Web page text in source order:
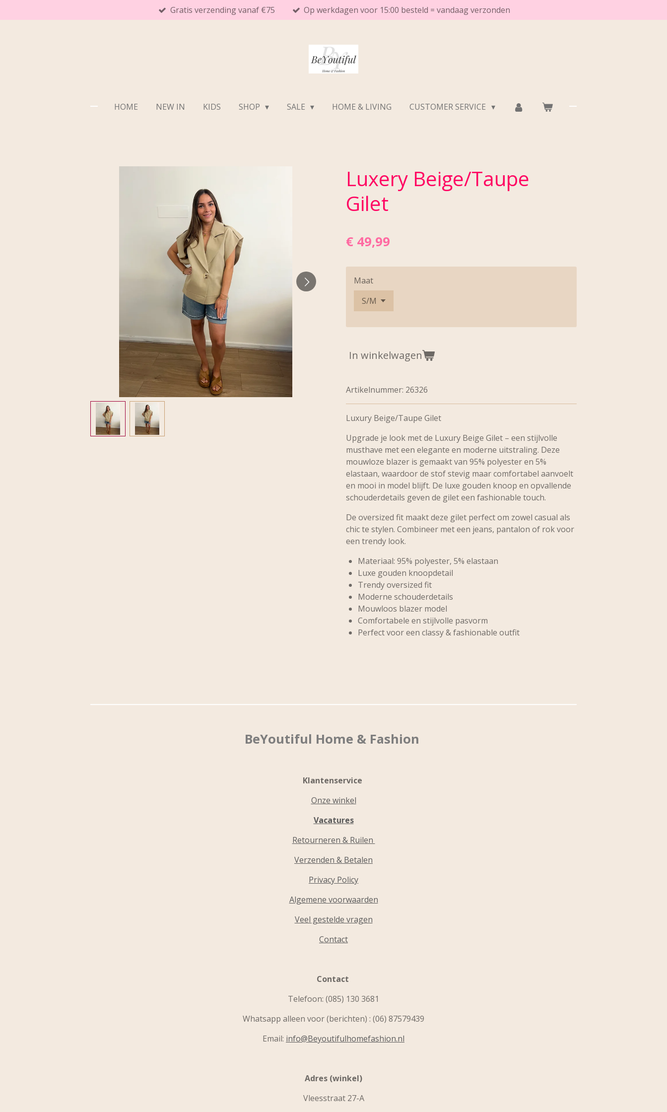
direct
Gratis verzending vanaf €75 Op werkdagen voor 15:00 besteld = vandaag verzonden
HOME NEW IN KIDS SHOP SALE HOME & LIVING CUSTOMER SERVICE
Luxery Beige/Taupe
Gilet
€ 49,99
Maat
In winkelwagen
Artikelnummer: 26326
Luxury Beige/Taupe Gilet
Upgrade je look met de Luxury Beige Gilet – een stijlvolle
musthave met een elegante en moderne uitstraling. Deze
mouwloze blazer is gemaakt van 95% polyester en 5%
elastaan, waardoor de stof stevig maar comfortabel aanvoelt
en mooi in model blijft. De luxe gouden knoop en opvallende
schouderdetails geven de gilet een fashionable touch.
De oversized fit maakt deze gilet perfect om zowel casual als
chic te stylen. Combineer met een jeans, pantalon of rok voor
een trendy look.
Materiaal: 95% polyester, 5% elastaan
Luxe gouden knoopdetail
Trendy oversized fit
Moderne schouderdetails
Mouwloos blazer model
Comfortabele en stijlvolle pasvorm
Perfect voor een classy & fashionable outfit
BeYoutiful Home & Fashion
Klantenservice
Onze winkel
Vacatures
Retourneren & Ruilen
Verzenden & Betalen
Privacy Policy
Algemene voorwaarden
Veel gestelde vragen
Contact
Contact
Telefoon: (085) 130 3681
Whatsapp alleen voor (berichten) : (06) 87579439
Email: info@Beyoutifulhomefashion.nl
Adres (winkel)
Vleesstraat 27-A